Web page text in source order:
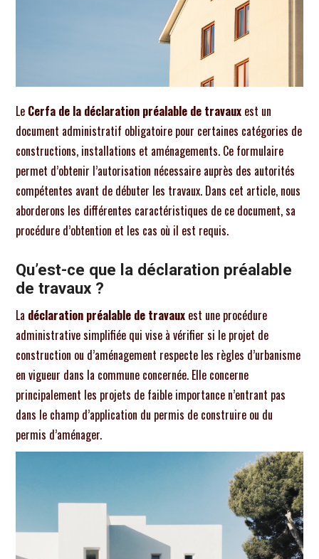
Le Cerfa de la déclaration préalable de travaux est un
document administratif obligatoire pour certaines catégories de
constructions, installations et aménagements. Ce formulaire
permet d’obtenir l’autorisation nécessaire auprès des autorités
compétentes avant de débuter les travaux. Dans cet article, nous
aborderons les différentes caractéristiques de ce document, sa
procédure d’obtention et les cas où il est requis.
Qu’est-ce que la déclaration préalable
de travaux ?
La déclaration préalable de travaux est une procédure
administrative simplifiée qui vise à vérifier si le projet de
construction ou d’aménagement respecte les règles d’urbanisme
en vigueur dans la commune concernée. Elle concerne
principalement les projets de faible importance n’entrant pas
dans le champ d’application du permis de construire ou du
permis d’aménager.